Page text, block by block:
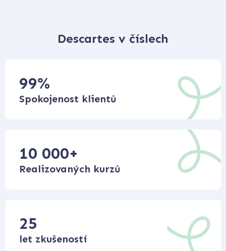
Descartes v číslech
99%
Spokojenost klientů
10 000+
Realizovaných kurzů
25
let zkušeností